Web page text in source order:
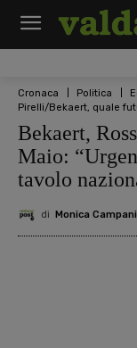
Cronaca Politica
Pirelli/Bekaert, quale
Bekaert,
Maio:
tavolo
di Monica Campani